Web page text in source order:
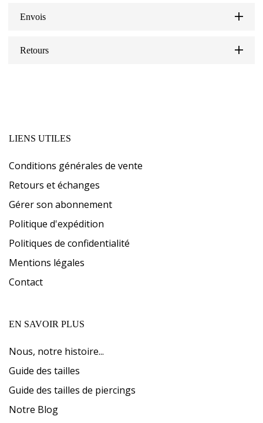
Envois
Retours
LIENS UTILES
Conditions générales de vente
Retours et échanges
Gérer son abonnement
Politique d'expédition
Politiques de confidentialité
Mentions légales
Contact
EN SAVOIR PLUS
Nous, notre histoire...
Guide des tailles
Guide des tailles de piercings
Notre Blog